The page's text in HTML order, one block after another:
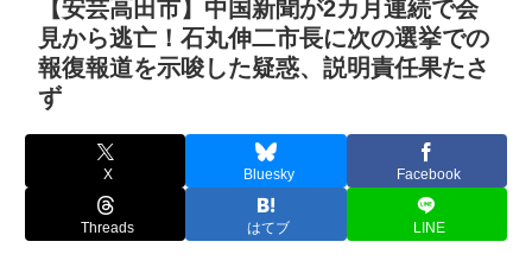
【安芸高田市】中国新聞が2カ月連続で会
見から逃亡！石丸伸二市長に次の選挙での
報復報道を示唆した疑惑、説明責任果たさ
ず
X Bluesky Facebook
Threads はてブ LINE